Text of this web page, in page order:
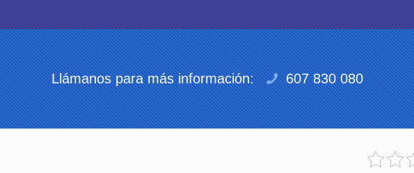
Llámanos para más información: 607 830 080